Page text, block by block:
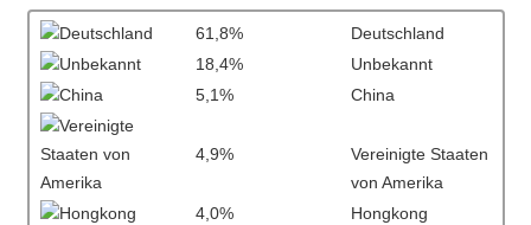
61,8%
Deutschland
18,4%
Unbekannt
5,1%
China
4,9%
Vereinigte Staaten
von Amerika
4,0%
Hongkong